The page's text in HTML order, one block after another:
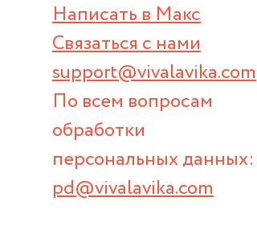
Написать в Макс
Связаться с нами
support@vivalavika.com
По всем вопросам
обработки
персональных данных:
pd@vivalavika.com